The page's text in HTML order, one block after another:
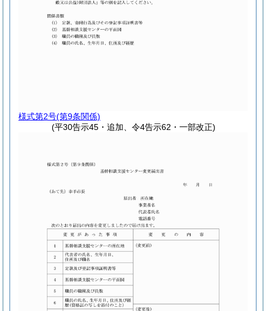
様式第2号(第9条関係)
(平30告示45・追加、令4告示62・一部改正)